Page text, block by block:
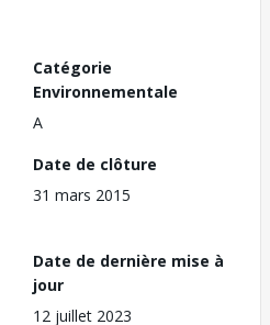
Catégorie
Environnementale
A
Date de clôture
31 mars 2015
Date de dernière mise à
jour
12 juillet 2023